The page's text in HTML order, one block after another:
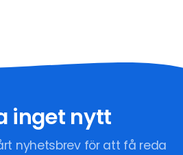
inget nytt
nyhetsbrev för att få reda